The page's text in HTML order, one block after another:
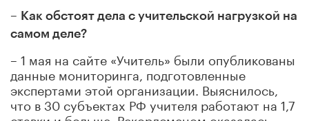
– Как обстоят дела с учительской нагрузкой на
самом деле?
– 1 мая на сайте «Учитель» были опубликованы
данные мониторинга, подготовленные
экспертами этой организации. Выяснилось,
что в 30 субъектах РФ учителя работают на 1,7